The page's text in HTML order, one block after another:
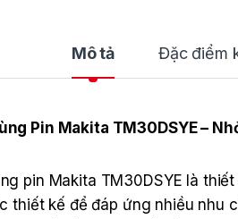
Mô tả Đặc điểm
Pin Makita TM30DSYE –
pin Makita TM30DSYE là
thiết kế để đáp ứng nhiều nhu